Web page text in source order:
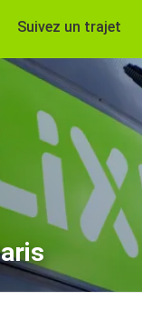
Suivez un trajet